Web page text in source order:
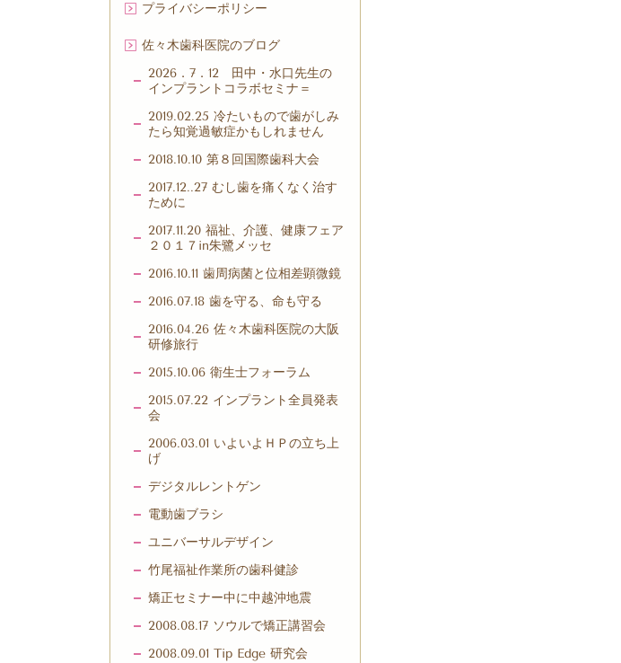
プライバシーポリシー
佐々木歯科医院のブログ
2026．7．12 田中・水口先生の
インプラントコラボセミナ＝
2019.02.25 冷たいもので歯がしみ
たら知覚過敏症かもしれません
2018.10.10 第８回国際歯科大会
2017.12..27 むし歯を痛くなく治す
ために
2017.11.20 福祉、介護、健康フェア
２０１７in朱鷺メッセ
2016.10.11 歯周病菌と位相差顕微鏡
2016.07.18 歯を守る、命も守る
2016.04.26 佐々木歯科医院の大阪
研修旅行
2015.10.06 衛生士フォーラム
2015.07.22 インプラント全員発表
会
2006.03.01 いよいよＨＰの立ち上
げ
デジタルレントゲン
電動歯ブラシ
ユニバーサルデザイン
竹尾福祉作業所の歯科健診
矯正セミナー中に中越沖地震
2008.08.17 ソウルで矯正講習会
2008.09.01 Tip Edge 研究会